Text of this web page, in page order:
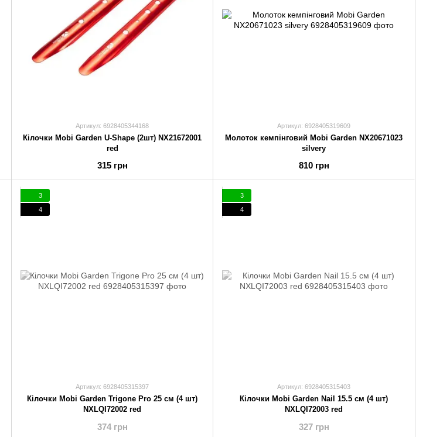
Артикул: 6928405344168
Кілочки Mobi Garden U-Shape (2шт) NX21672001
red
315 грн
Артикул: 6928405319609
Молоток кемпінговий Mobi Garden NX20671023
silvery
810 грн
3
4
Артикул: 6928405315397
Кілочки Mobi Garden Trigone Pro 25 см (4 шт)
NXLQI72002 red
374 грн
3
4
Артикул: 6928405315403
Кілочки Mobi Garden Nail 15.5 см (4 шт)
NXLQI72003 red
327 грн